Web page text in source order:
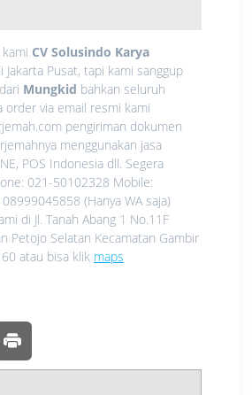
CV Solusindo Karya
Jakarta Pusat, tapi kami sanggup
Mungkid bahkan seluruh
order via email resmi kami
pengiriman dokumen
menggunakan jasa
POS Indonesia dll. Segera
021-50102328 Mobile:
(Hanya WA saja)
di Jl. Tanah Abang 1 No.11F
Petojo Selatan Kecamatan Gambir
atau bisa klik maps